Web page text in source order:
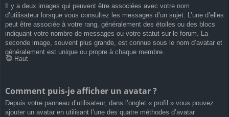
Il y a deux images qui peuvent être associées avec votre nom
d’utilisateur lorsque vous consultez les messages d’un sujet. L’une d’elles
peut être associée à votre rang, généralement des étoiles ou des blocs
indiquant votre nombre de messages ou votre statut sur le forum. La
seconde image, souvent plus grande, est connue sous le nom d’avatar et
généralement est unique ou propre à chaque membre.
Haut
Comment puis-je afficher un avatar ?
Depuis votre panneau d’utilisateur, dans l’onglet « profil » vous pouvez
ajouter un avatar en utilisant l’une des quatre méthodes d’avatar